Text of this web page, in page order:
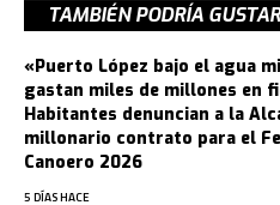
TAMBIÉN PODRÍA
«Puerto López bajo el agua
gastan miles de millones en
Habitantes denuncian a la
millonario contrato para el
Canoero 2026
5 DÍAS HACE